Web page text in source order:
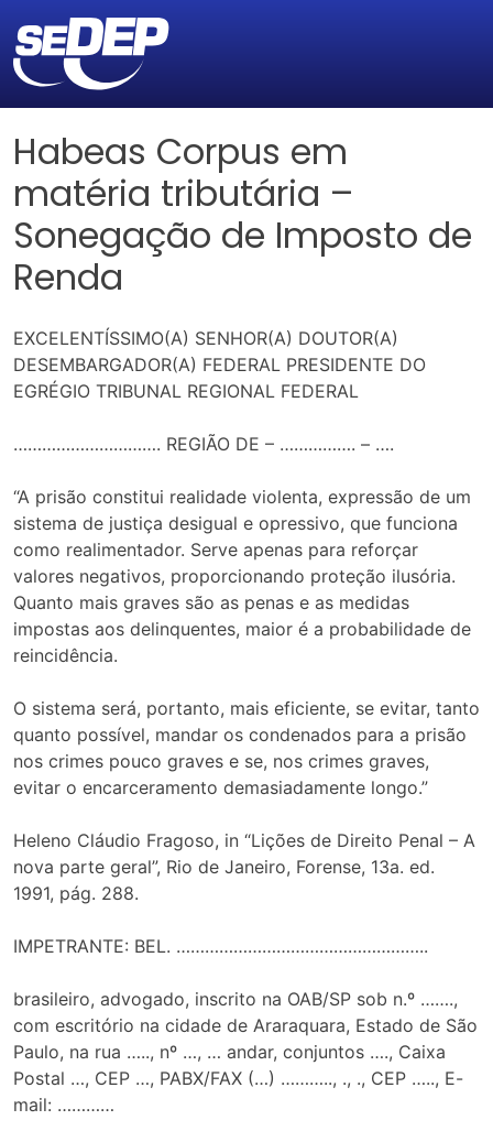
Habeas Corpus em
matéria tributária –
Sonegação de Imposto de
Renda
EXCELENTÍSSIMO(A) SENHOR(A) DOUTOR(A)
DESEMBARGADOR(A) FEDERAL PRESIDENTE DO
EGRÉGIO TRIBUNAL REGIONAL FEDERAL
…………………………. REGIÃO DE – ……………. – ….
“A prisão constitui realidade violenta, expressão de um
sistema de justiça desigual e opressivo, que funciona
como realimentador. Serve apenas para reforçar
valores negativos, proporcionando proteção ilusória.
Quanto mais graves são as penas e as medidas
impostas aos delinquentes, maior é a probabilidade de
reincidência.
O sistema será, portanto, mais eficiente, se evitar, tanto
quanto possível, mandar os condenados para a prisão
nos crimes pouco graves e se, nos crimes graves,
evitar o encarceramento demasiadamente longo.”
Heleno Cláudio Fragoso, in “Lições de Direito Penal – A
nova parte geral”, Rio de Janeiro, Forense, 13a. ed.
1991, pág. 288.
IMPETRANTE: BEL. ……………………………………………..
brasileiro, advogado, inscrito na OAB/SP sob n.º …….,
com escritório na cidade de Araraquara, Estado de São
Paulo, na rua ….., nº …, … andar, conjuntos …., Caixa
Postal …, CEP …, PABX/FAX (…) ……….., ., ., CEP ….., E-
mail: …………